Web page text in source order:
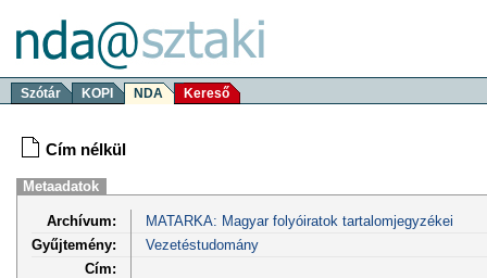
Szótár KOPI NDA Kereső
Cím nélkül
Metaadatok
Archívum:
MATARKA: Magyar folyóiratok tartalomjegyzékei
Gyűjtemény:
Vezetéstudomány
Cím: